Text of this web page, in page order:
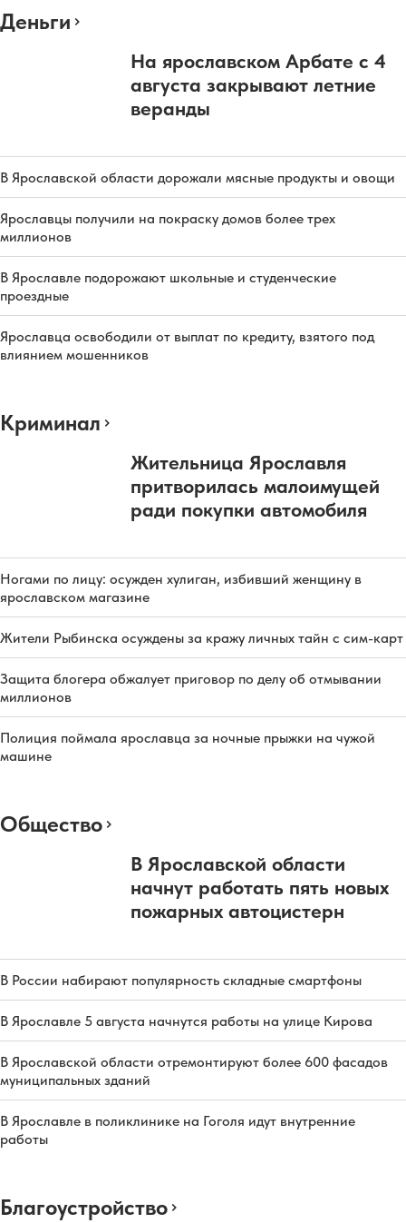
Деньги
На ярославском Арбате с 4
августа закрывают летние
веранды
В Ярославской области дорожали мясные продукты и овощи
Ярославцы получили на покраску домов более трех
миллионов
В Ярославле подорожают школьные и студенческие
проездные
Ярославца освободили от выплат по кредиту, взятого под
влиянием мошенников
Криминал
Жительница Ярославля
притворилась малоимущей
ради покупки автомобиля
Ногами по лицу: осужден хулиган, избивший женщину в
ярославском магазине
Жители Рыбинска осуждены за кражу личных тайн с сим-карт
Защита блогера обжалует приговор по делу об отмывании
миллионов
Полиция поймала ярославца за ночные прыжки на чужой
машине
Общество
В Ярославской области
начнут работать пять новых
пожарных автоцистерн
В России набирают популярность складные смартфоны
В Ярославле 5 августа начнутся работы на улице Кирова
В Ярославской области отремонтируют более 600 фасадов
муниципальных зданий
В Ярославле в поликлинике на Гоголя идут внутренние
работы
Благоустройство